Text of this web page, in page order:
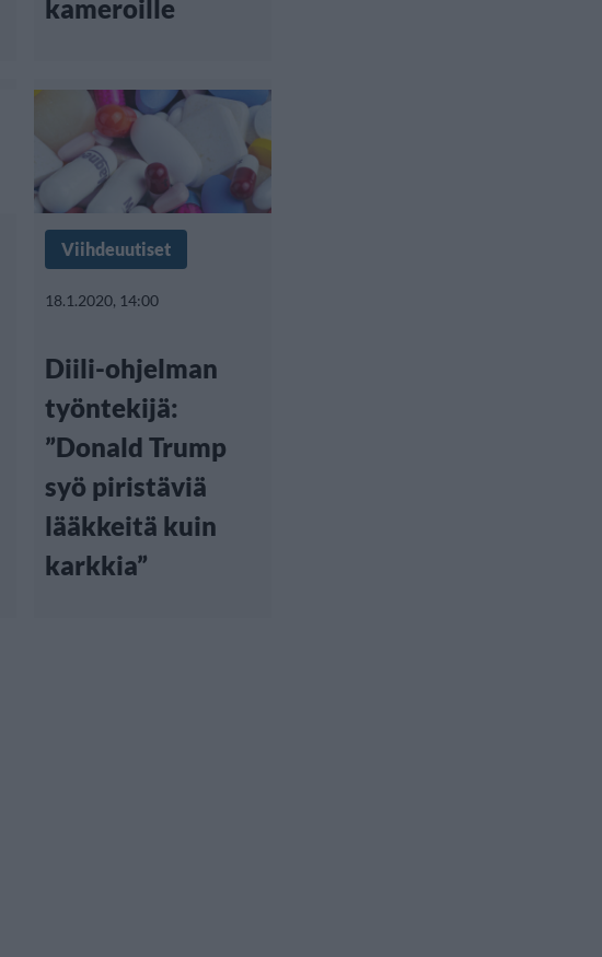
kameroille
Viihdeuutiset
18.1.2020, 14:00
Diili-ohjelman
työntekijä:
”Donald Trump
syö piristäviä
lääkkeitä kuin
karkkia”